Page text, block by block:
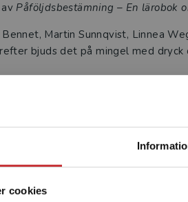
cookies
Begränsad
Påföljdsbestämning – En lärobok
Martin Sunnqvist, Linnea
bjuds det på mingel med dryck
formuläret nedan.